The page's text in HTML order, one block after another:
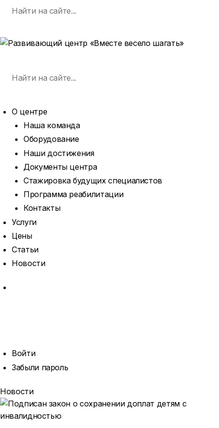
Skip
О центре
Наша команда
Оборудование
Наши достижения
Документы центра
Стажировка будущих специалистов
Программа реабилитации
Контакты
Услуги
Цены
Статьи
Новости
Войти
Забыли пароль
Новости